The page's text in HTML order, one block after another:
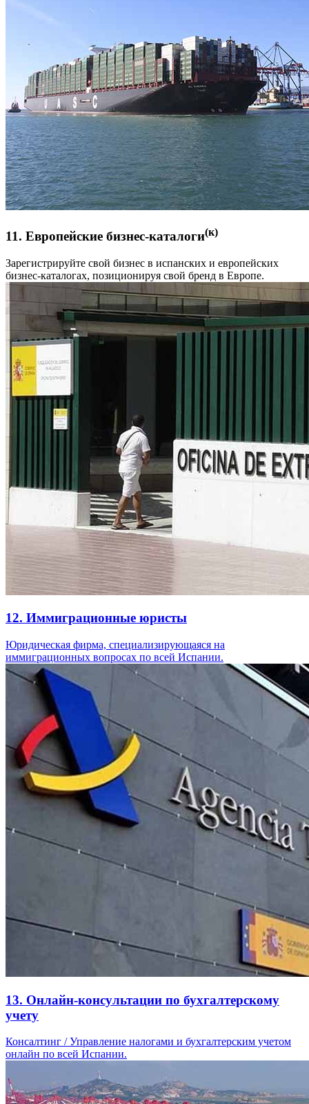
11. Европейские бизнес-каталоги(к)
Зарегистрируйте свой бизнес в испанских и европейских
бизнес-каталогах, позиционируя свой бренд в Европе.
12. Иммиграционные юристы
Юридическая фирма, специализирующаяся на
иммиграционных вопросах по всей Испании.
13. Онлайн-консультации по бухгалтерскому
учету
Консалтинг / Управление налогами и бухгалтерским учетом
онлайн по всей Испании.